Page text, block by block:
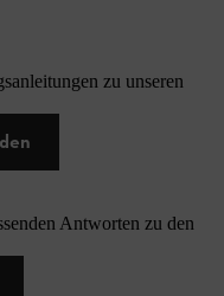
zu unseren
Antworten zu den